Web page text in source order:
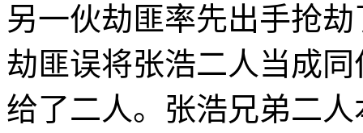
另一伙劫匪率先出手抢
劫匪误将张浩二人当成
给了二人。张浩兄弟二